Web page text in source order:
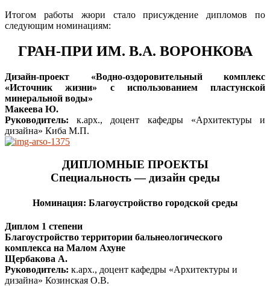
Итогом работы жюри стало присуждение дипломов по
следующим номинациям:
ГРАН-ПРИ ИМ. В.А. ВОРОНКОВА
Дизайн-проект «Водно-оздоровительный комплекс
«Источник жизни» с использованием пластунской
минеральной воды»
Макеева Ю.
Руководитель: к.арх., доцент кафедры «Архитектуры и
дизайна» Киба М.П.
ДИПЛОМНЫЕ ПРОЕКТЫ
Специальность — дизайн среды
Номинация: Благоустройство городской среды
Диплом 1 степени
Благоустройство территории бальнеологического
комплекса на Малом Ахуне
Щербакова А.
Руководитель: к.арх., доцент кафедры «Архитектуры и
дизайна» Козинская О.В.